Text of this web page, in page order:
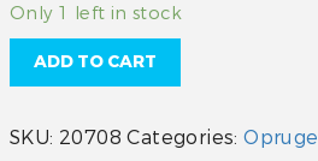
Only 1 left in stock
ADD TO CART
SKU: 20708 Categories:Opruge